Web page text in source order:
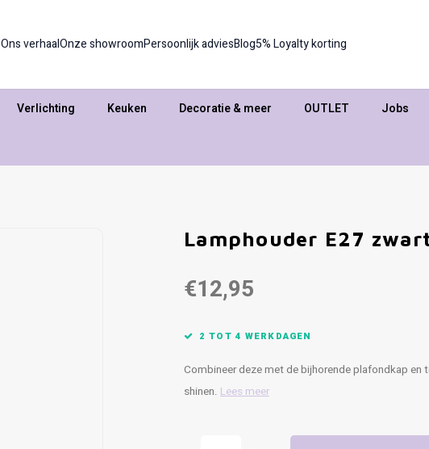
Ons verhaalOnze showroomPersoonlijk adviesBlog5% Loyalty korting
Verlichting Keuken Decoratie & meer OUTLET Jobs
Lamphouder E27
€12,95
2 TOT 4 WERKDAGEN
Combineer deze met de bijhorende plafondkap
shinen. Lees meer